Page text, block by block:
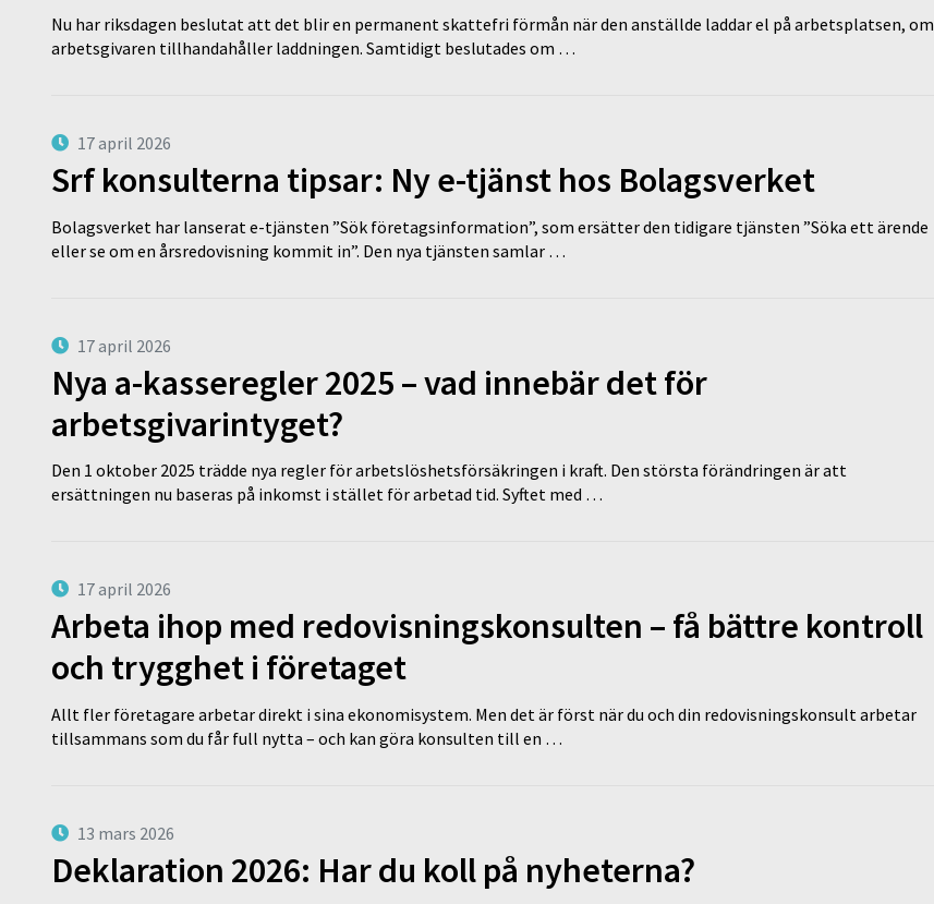
Nu har riksdagen beslutat att det blir en permanent skattefri förmån när den anställde laddar el på arbetsplatsen, om
arbetsgivaren tillhandahåller laddningen. Samtidigt beslutades om …
17 april 2026
Srf konsulterna tipsar: Ny e-tjänst hos Bolagsverket
Bolagsverket har lanserat e-tjänsten ”Sök företagsinformation”, som ersätter den tidigare tjänsten ”Söka ett ärende
eller se om en årsredovisning kommit in”. Den nya tjänsten samlar …
17 april 2026
Nya a-kasseregler 2025 – vad innebär det för
arbetsgivarintyget?
Den 1 oktober 2025 trädde nya regler för arbetslöshetsförsäkringen i kraft. Den största förändringen är att
ersättningen nu baseras på inkomst i stället för arbetad tid. Syftet med …
17 april 2026
Arbeta ihop med redovisningskonsulten – få bättre kontroll
och trygghet i företaget
Allt fler företagare arbetar direkt i sina ekonomisystem. Men det är först när du och din redovisningskonsult arbetar
tillsammans som du får full nytta – och kan göra konsulten till en …
13 mars 2026
Deklaration 2026: Har du koll på nyheterna?